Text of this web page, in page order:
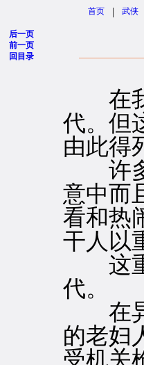
首页 | 武侠
后一页
前一页
回目录
在我
代。但
由此得
许多
意中而
看和热
干人以
这重
代。
在异
的老妇
受机关